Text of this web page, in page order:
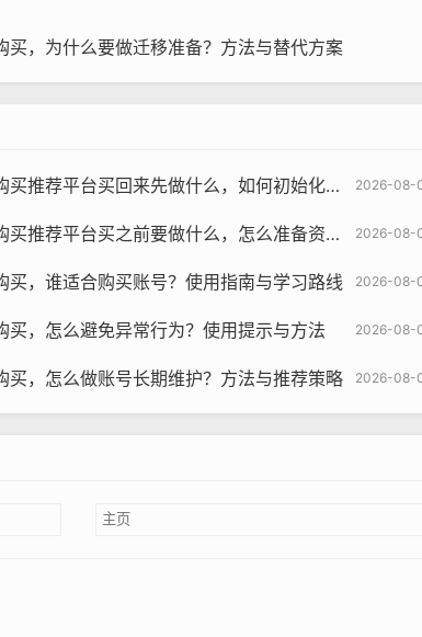
买,wdd16888.com
个有责任心、有价值的账号,这有助于提高账号的粉
买，为什么要做迁移准备？方法与替代方案
2026-08-
平台买回来先做什么，如何初始化与什么时候操作更好指南
2026-08-
荐平台买之前要做什么，怎么准备资料与为何必看清单
2026-08-
买，谁适合购买账号？使用指南与学习路线
2026-08-
买，怎么避免异常行为？使用提示与方法
2026-08-
买，怎么做账号长期维护？方法与推荐策略